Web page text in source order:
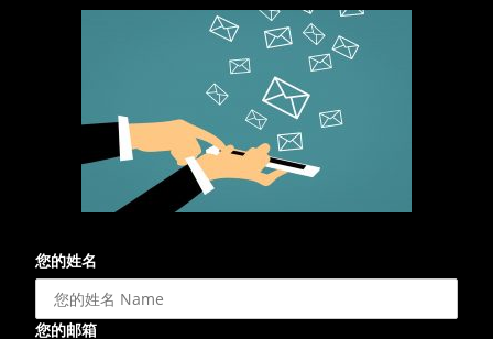
您的姓名
您的邮箱